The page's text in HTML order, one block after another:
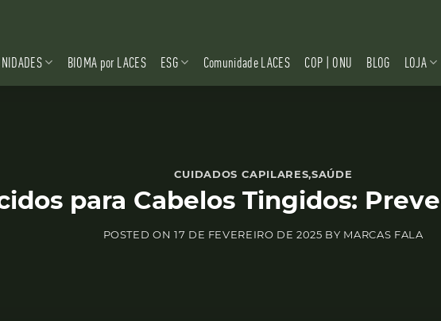
BIOMA por LACES ESG Comunidade LACES COP | ONU BLOG LOJA
CUIDADOS CAPILARES,SAÚDE
para Cabelos Tingidos:
POSTED ON 17 DE FEVEREIRO DE 2025 BY MARCAS FALA